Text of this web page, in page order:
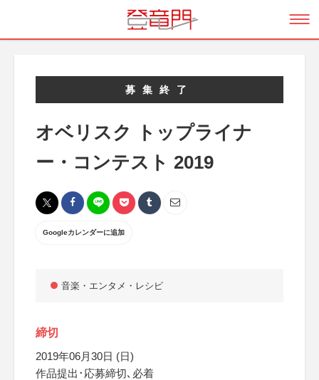
募集終了
オベリスク トップライナ
ー・コンテスト 2019
Googleカレンダーに追加
音楽・エンタメ・レシピ
締切
2019年06月30日 (日)
作品提出･応募締切､必着